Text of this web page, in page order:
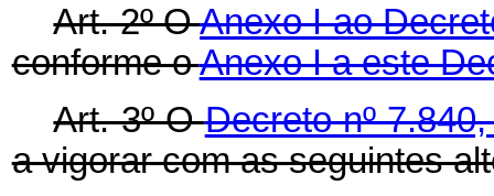
Art. 2º OAnexo I ao
conforme oAnexo I a este
Art. 3º ODecreto nº
a vigorar com as seguintes